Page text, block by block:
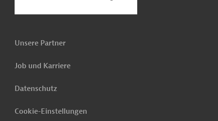
Unsere Partner
Job und Karriere
Datenschutz
Cookie-Einstellungen